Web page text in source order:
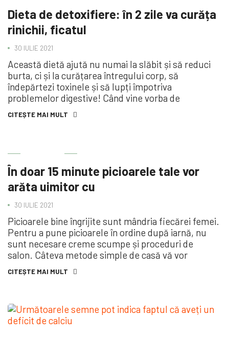
Dieta de detoxifiere: în 2 zile va curăța
rinichii, ficatul
30 IULIE 2021
Această dietă ajută nu numai la slăbit și să reduci
burta, ci și la curățarea întregului corp, să
îndepărtezi toxinele și să lupți împotriva
problemelor digestive! Când vine vorba de
CITEȘTE MAI MULT
În doar 15 minute picioarele tale vor
arăta uimitor cu
30 IULIE 2021
Picioarele bine îngrijite sunt mândria fiecărei femei.
Pentru a pune picioarele în ordine după iarnă, nu
sunt necesare creme scumpe și proceduri de
salon. Câteva metode simple de casă vă vor
CITEȘTE MAI MULT